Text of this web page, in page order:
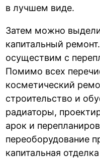
в лучшем виде.
Затем можно
капитальный
осуществим с
Помимо всех
косметический
строительство и
радиаторы,
арок и
переоборудование
капитальная